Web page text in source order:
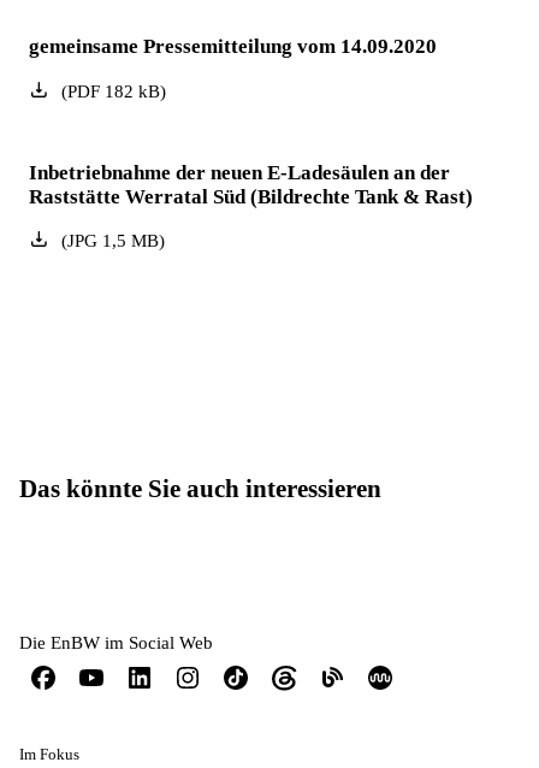
gemeinsame Pressemitteilung vom 14.09.2020
(PDF182 kB)
Inbetriebnahme der neuen E-Ladesäulen an der
Raststätte Werratal Süd (Bildrechte Tank & Rast)
(JPG1,5 MB)
Das könnte Sie auch interessieren
Die EnBW im Social Web
Im Fokus